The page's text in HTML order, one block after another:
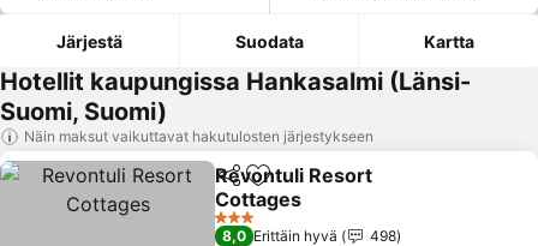
Järjestä Suodata Kartta
Hotellit kaupungissa Hankasalmi (Länsi-
Suomi, Suomi)
Näin maksut vaikuttavat hakutulosten järjestykseen
Jaa Lisää suosikkeihin
Revontuli Resort
Cottages
Katso hinnat
3 Tähtiluokitus
8,0 Erittäin hyvä
498